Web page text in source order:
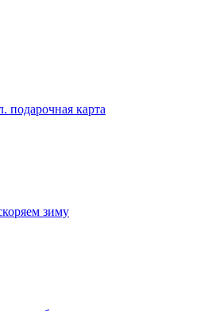
подарочная карта
зиму